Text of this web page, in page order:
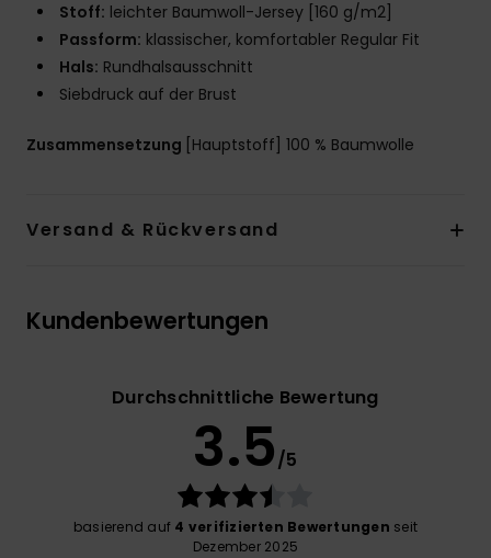
Stoff: leichter Baumwoll-Jersey [160 g/m2]
Passform: klassischer, komfortabler Regular Fit
Hals: Rundhalsausschnitt
Siebdruck auf der Brust
Zusammensetzung [Hauptstoff] 100 % Baumwolle
Versand & Rückversand
Kundenbewertungen
Durchschnittliche Bewertung
3.5/5
basierend auf 4 verifizierten Bewertungen seit
Dezember 2025